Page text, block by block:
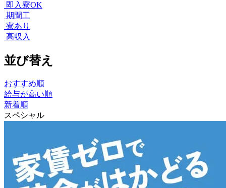
即入寮OK
期間工
寮あり
高収入
並び替え
おすすめ順
給与が高い順
新着順
スペシャル